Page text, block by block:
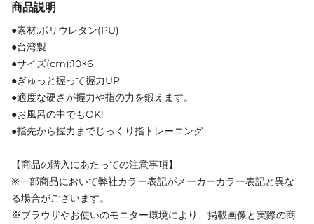
商品説明
●素材:ポリウレタン(PU)
●台湾製
●サイズ(cm):10×6
●ぎゅっと握って握力UP
●適度な硬さが握力や指の力を鍛えます。
●お風呂の中でもOK!
●指先から握力までじっくり指トレーニング
【商品の購入にあたっての注意事項】
※一部商品において弊社カラー表記がメーカーカラー表記と異な
る場合がございます。
※ブラウザやお使いのモニター環境により、掲載画像と実際の商